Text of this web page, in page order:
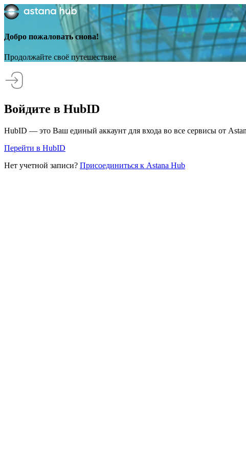
Добро пожаловать снова!
Продолжайте своё путешествие
Войдите в HubID
HubID — это Ваш единый аккаунт для входа во все сервисы от
Перейти в HubID
Нет учетной записи? Присоединиться к Astana Hub